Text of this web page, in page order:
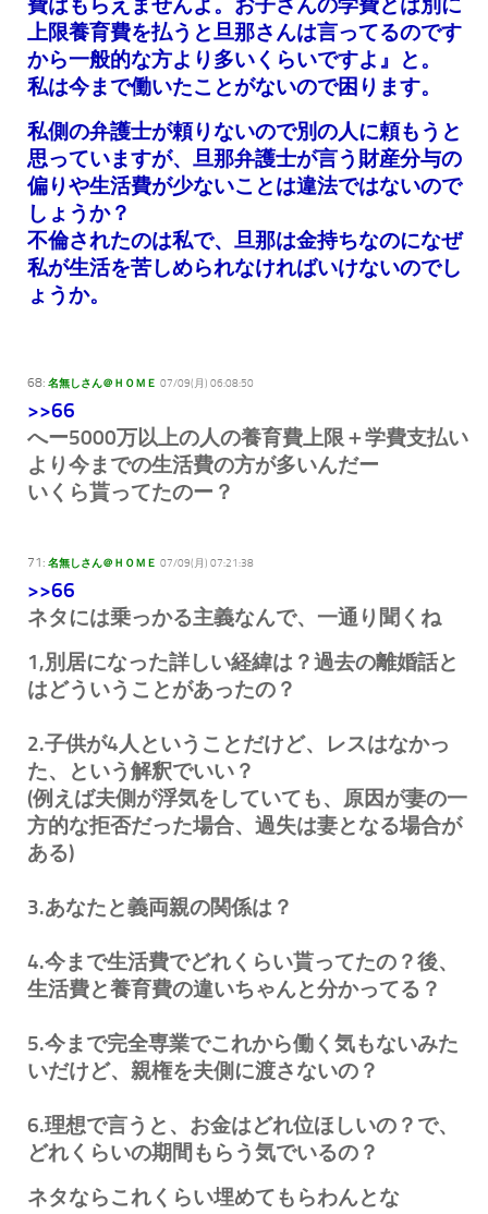
上限養育費を払うと旦那さんは言ってるのです
から一般的な方より多いくらいですよ』と。
私は今まで働いたことがないので困ります。
私側の弁護士が頼りないので別の人に頼もうと
思っていますが、旦那弁護士が言う財産分与の
偏りや生活費が少ないことは違法ではないので
しょうか？
不倫されたのは私で、旦那は金持ちなのになぜ
私が生活を苦しめられなければいけないのでし
ょうか。
68: 名無しさん＠ＨＯＭＥ 07/09(月) 06:08:50
>>66
へー5000万以上の人の養育費上限＋学費支払い
より今までの生活費の方が多いんだー
いくら貰ってたのー？
71: 名無しさん＠ＨＯＭＥ 07/09(月) 07:21:38
>>66
ネタには乗っかる主義なんで、一通り聞くね
1,別居になった詳しい経緯は？過去の離婚話と
はどういうことがあったの？
2.子供が4人ということだけど、レスはなかっ
た、という解釈でいい？
(例えば夫側が浮気をしていても、原因が妻の一
方的な拒否だった場合、過失は妻となる場合が
ある)
3.あなたと義両親の関係は？
4.今まで生活費でどれくらい貰ってたの？後、
生活費と養育費の違いちゃんと分かってる？
5.今まで完全専業でこれから働く気もないみた
いだけど、親権を夫側に渡さないの？
6.理想で言うと、お金はどれ位ほしいの？で、
どれくらいの期間もらう気でいるの？
ネタならこれくらい埋めてもらわんとな